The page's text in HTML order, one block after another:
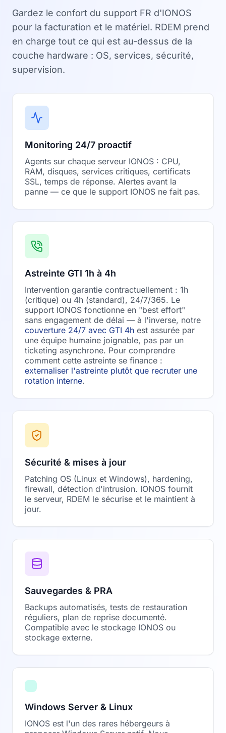
Gardez le confort du support FR d'IONOS
pour la facturation et le matériel. RDEM prend
en charge tout ce qui est au-dessus de la
couche hardware : OS, services, sécurité,
supervision.
Monitoring 24/7 proactif
Agents sur chaque serveur IONOS : CPU,
RAM, disques, services critiques, certificats
SSL, temps de réponse. Alertes avant la
panne — ce que le support IONOS ne fait pas.
Astreinte GTI 1h à 4h
Intervention garantie contractuellement : 1h
(critique) ou 4h (standard), 24/7/365. Le
support IONOS fonctionne en "best effort"
sans engagement de délai — à l'inverse, notre
couverture 24/7 avec GTI 4h est assurée par
une équipe humaine joignable, pas par un
ticketing asynchrone. Pour comprendre
comment cette astreinte se finance :
externaliser l'astreinte plutôt que recruter une
rotation interne.
Sécurité & mises à jour
Patching OS (Linux et Windows), hardening,
firewall, détection d'intrusion. IONOS fournit
le serveur, RDEM le sécurise et le maintient à
jour.
Sauvegardes & PRA
Backups automatisés, tests de restauration
réguliers, plan de reprise documenté.
Compatible avec le stockage IONOS ou
stockage externe.
Windows Server & Linux
IONOS est l'un des rares hébergeurs à